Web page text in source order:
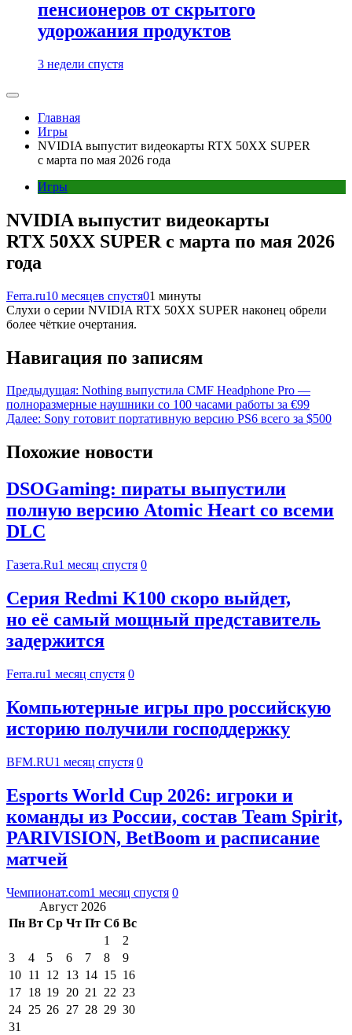
пенсионеров от скрытого
удорожания продуктов
3 недели спустя
Главная
Игры
NVIDIA выпустит видеокарты RTX 50XX SUPER
с марта по мая 2026 года
Игры
NVIDIA выпустит видеокарты
RTX 50XX SUPER с марта по мая 2026
года
Ferra.ru10 месяцев спустя01 минуты
Слухи о серии NVIDIA RTX 50XX SUPER наконец обрели
более чёткие очертания.
Навигация по записям
Предыдущая: Nothing выпустила CMF Headphone Pro —
полноразмерные наушники со 100 часами работы за €99
Далее: Sony готовит портативную версию PS6 всего за $500
Похожие новости
DSOGaming: пираты выпустили
полную версию Atomic Heart со всеми
DLC
Газета.Ru1 месяц спустя 0
Серия Redmi K100 скоро выйдет,
но её самый мощный представитель
задержится
Ferra.ru1 месяц спустя 0
Компьютерные игры про российскую
историю получили господдержку
BFM.RU1 месяц спустя 0
Esports World Cup 2026: игроки и
команды из России, состав Team Spirit,
PARIVISION, BetBoom и расписание
матчей
Чемпионат.com1 месяц спустя 0
Август 2026
Пн Вт Ср Чт Пт Сб Вс
1
2
3
4 5 6 7 8
9
10 11 12 13 14 15 16
17 18 19 20 21 22 23
24 25 26 27 28 29 30
31